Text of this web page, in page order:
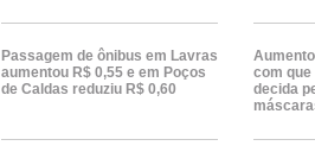
Passagem de ônibus em Lavras
aumentou R$ 0,55 e em Poços
de Caldas reduziu R$ 0,60
com que
decida